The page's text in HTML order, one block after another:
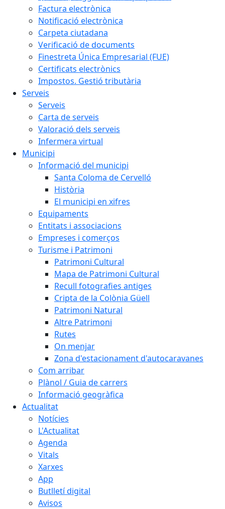
Factura electrònica
Notificació electrònica
Carpeta ciutadana
Verificació de documents
Finestreta Única Empresarial (FUE)
Certificats electrònics
Impostos. Gestió tributària
Serveis
Serveis
Carta de serveis
Valoració dels serveis
Infermera virtual
Municipi
Informació del municipi
Santa Coloma de Cervelló
Història
El municipi en xifres
Equipaments
Entitats i associacions
Empreses i comerços
Turisme i Patrimoni
Patrimoni Cultural
Mapa de Patrimoni Cultural
Recull fotografies antiges
Cripta de la Colònia Güell
Patrimoni Natural
Altre Patrimoni
Rutes
On menjar
Zona d'estacionament d'autocaravanes
Com arribar
Plànol / Guia de carrers
Informació geogràfica
Actualitat
Notícies
L'Actualitat
Agenda
Vitals
Xarxes
App
Butlletí digital
Avisos